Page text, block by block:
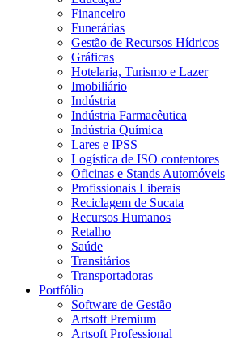
Financeiro
Funerárias
Gestão de Recursos Hídricos
Gráficas
Hotelaria, Turismo e Lazer
Imobiliário
Indústria
Indústria Farmacêutica
Indústria Química
Lares e IPSS
Logística de ISO contentores
Oficinas e Stands Automóveis
Profissionais Liberais
Reciclagem de Sucata
Recursos Humanos
Retalho
Saúde
Transitários
Transportadoras
Portfólio
Software de Gestão
Artsoft Premium
Artsoft Professional